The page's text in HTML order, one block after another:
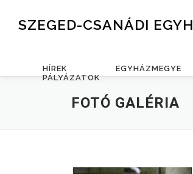
SZEGED-CSANÁDI
HÍREK EGYHÁZMEGYE
PÁLYÁZATOK
FOTÓ GALÉRIA